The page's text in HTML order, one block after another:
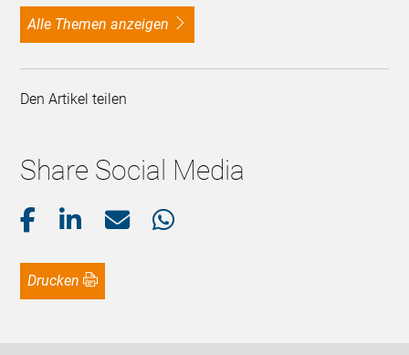
alle Themen anzeigen
Den Artikel teilen
Share Social Media
Drucken